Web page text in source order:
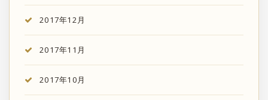
2017年12月
2017年11月
2017年10月